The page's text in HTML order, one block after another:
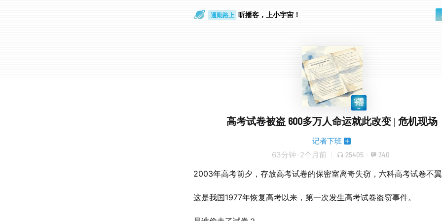
眼睛好累 听播客，上小宇宙！
高考试卷被盗 600多万人命运就此改变 | 危机现场
记者下班
63分钟 · 2个月前 25405 · 340
2003年高考前夕，存放高考试卷的保密室离奇失窃，六科高考试卷不翼
这是我国1977年恢复高考以来，第一次发生高考试卷盗窃事件。